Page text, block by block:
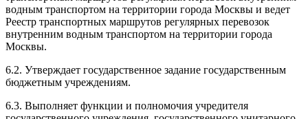
водным транспортом на территории города Москвы и ведет
Реестр транспортных маршрутов регулярных перевозок
внутренним водным транспортом на территории города
Москвы.
6.2. Утверждает государственное задание государственным
бюджетным учреждениям.
6.3. Выполняет функции и полномочия учредителя